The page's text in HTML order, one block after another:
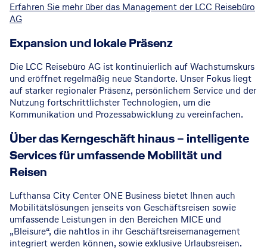
Erfahren Sie mehr über das Management der LCC Reisebüro
AG
Expansion und lokale Präsenz
Die LCC Reisebüro AG ist kontinuierlich auf Wachstumskurs
und eröffnet regelmäßig neue Standorte. Unser Fokus liegt
auf starker regionaler Präsenz, persönlichem Service und der
Nutzung fortschrittlichster Technologien, um die
Kommunikation und Prozessabwicklung zu vereinfachen.
Über das Kerngeschäft hinaus – intelligente
Services für umfassende Mobilität und
Reisen
Lufthansa City Center ONE Business bietet Ihnen auch
Mobilitätslösungen jenseits von Geschäftsreisen sowie
umfassende Leistungen in den Bereichen MICE und
„Bleisure“, die nahtlos in ihr Geschäftsreisemanagement
integriert werden können, sowie exklusive Urlaubsreisen.